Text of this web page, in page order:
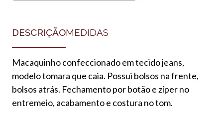
DESCRIÇÃOMEDIDAS
Macaquinho confeccionado em tecido jeans,
modelo tomara que caia. Possui bolsos na frente,
bolsos atrás. Fechamento por botão e zíper no
entremeio, acabamento e costura no tom.